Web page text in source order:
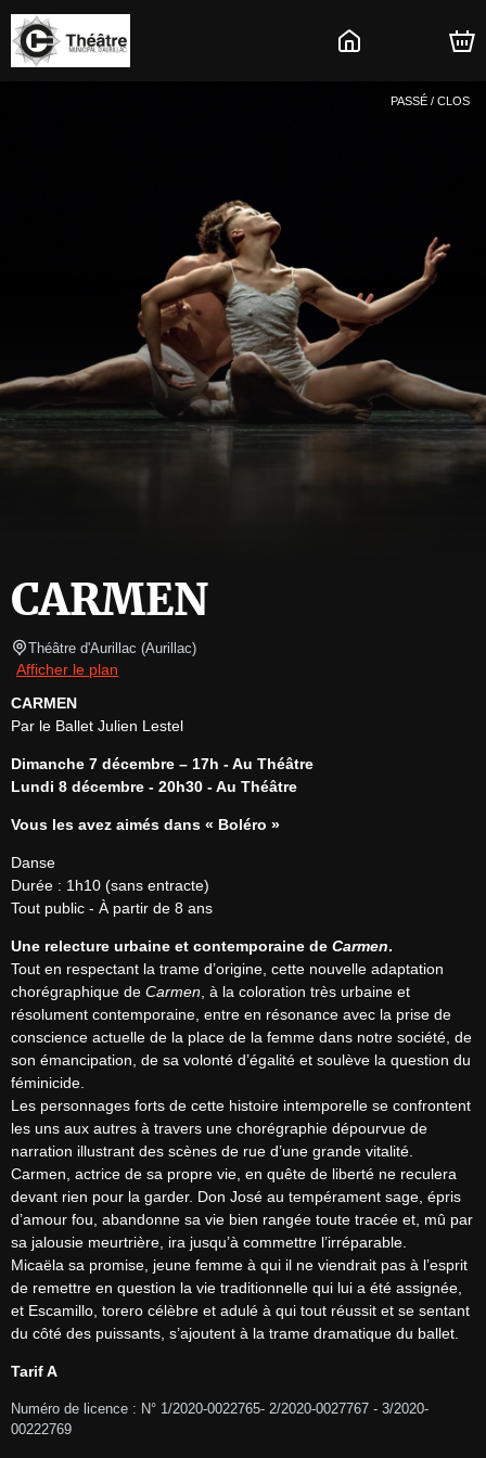
PASSÉ / CLOS
CARMEN
Théâtre d'Aurillac (Aurillac)
Afficher le plan
CARMEN
Par le Ballet Julien Lestel
Dimanche 7 décembre – 17h - Au Théâtre
Lundi 8 décembre - 20h30 - Au Théâtre
Vous les avez aimés dans « Boléro »
Danse
Durée : 1h10 (sans entracte)
Tout public - À partir de 8 ans
Une relecture urbaine et contemporaine de Carmen.
Tout en respectant la trame d’origine, cette nouvelle adaptation
chorégraphique de Carmen , à la coloration très urbaine et
résolument contemporaine, entre en résonance avec la prise de
conscience actuelle de la place de la femme dans notre société, de
son émancipation, de sa volonté d’égalité et soulève la question du
féminicide.
Les personnages forts de cette histoire intemporelle se confrontent
les uns aux autres à travers une chorégraphie dépourvue de
narration illustrant des scènes de rue d’une grande vitalité.
Carmen, actrice de sa propre vie, en quête de liberté ne reculera
devant rien pour la garder. Don José au tempérament sage, épris
d’amour fou, abandonne sa vie bien rangée toute tracée et, mû par
sa jalousie meurtrière, ira jusqu’à commettre l’irréparable.
Micaëla sa promise, jeune femme à qui il ne viendrait pas à l’esprit
de remettre en question la vie traditionnelle qui lui a été assignée,
et Escamillo, torero célèbre et adulé à qui tout réussit et se sentant
du côté des puissants, s’ajoutent à la trame dramatique du ballet.
Tarif A
Numéro de licence : N° 1/2020-0022765- 2/2020-0027767 - 3/2020-
00222769